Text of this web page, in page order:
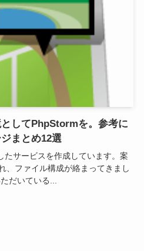
してPhpStormを。参考に
まとめ12選
たサービスを作成しています。案
、ファイル構成が絡まってきまし
だいている...